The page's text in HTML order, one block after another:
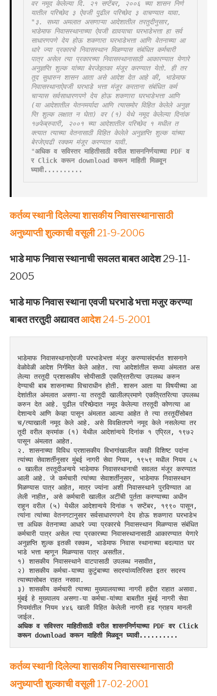
वर नमूद केलेल्या दि. २१ सप्टेंबर, २००६ च्या शासन निर्ण
यातील परिच्छेद ३ ऐवजी पुढील परिच्छेद ३ वाचण्यात यावा.
"३. सध्या अमलात असणाऱ्या आदेशातील तरतुदीनुसार,
भाडेमाफ निवासस्थानाच्या ऐवजी द्यावयाचा घरभाडेभत्ता हा सर्व
साधारणपणे देय होऊ शकणारा घरभाडेभत्ता आणि वेतनाच्या आ
धारे ज्या प्रकारचे निवासस्थान मिळण्यास संबंधित कर्मचारी
पात्र असेल त्या प्रकारच्या निवासस्थानासाठी आकारण्यात येणारे
अनुज्ञप्ति शुल्क यांच्या बेरजेइतका मंजूर करण्यात येतो. ही तर
तूद सुधारुन शासन आता असे आदेश देत आहे की, भाडेमाफ
निवासस्थानाऐवजी घरभाडे भत्ता मंजूर करताना संबंधित कर्म
चाऱ्यास सर्वसाधारणपणे देय होऊ शकणारा घरभाडेभत्ता आणि
(या आदेशातील येतनमर्यादा आणि त्यासमोर विहित केलेले अनुज्ञ
प्ति शुल्क लक्षात न घेता) वर (१) येथे नमूद केलेल्या दिनांक
१७फेब्रुवारी, २००१ च्या आदेशातील परिच्छेद १ मधील त
क्त्यात त्याच्या वेतनासाठी विहित केलेले अनुज्ञप्ति शुल्क यांच्या
बेरजेएवढी रक्कम मंजूर करण्यात यावी.
"अधिक व सविस्तर माहितीसाठी वरील शासननिर्णयाच्या PDF व
र Click करून download करून माहिती मिळवून
घ्यावी..........
कर्तव्य स्थानी दिलेल्या शासकीय निवासस्थानासाठी
अनुध्याप्ती शुल्काची वसूली21-9-2006
भाडे माफ निवास स्थानाची सवलत बाबत आदेश29-11-
2005
भाडे माफ निवास स्थाना एवजी घरभाडे भत्ता मजुर करण्या
बाबत तरतुदी अद्यावतआदेश24-5-2001
भाडेमाफ निवासस्थानाऐवजी घरभाडेभत्ता मंजूर करण्यासंदर्भात शासनाने
वेळोवेळी आदेश निर्गमित केले आहेत. त्या आदेशांतील सध्या अंमलात अस
लेल्या तरतूदी प्रशासकीय सोयीसाठी एकत्रितरीत्या उपलब्ध करुन
देण्याची बाब शासनाच्या विचाराधीन होती. शासन आता या विषयीच्या आ
देशांतील अंमलात असणा-या तरतूदी खालीलप्रमाणे एकत्रितरित्या उपलब्ध
करुन देत आहे. पुढील परिच्छेदात नमूद केलेल्या तरतूदी कोणत्या आ
देशान्वये आणि केव्हा पासून अंमलात आल्या आहेत ते त्या तरतूदींसोबत
च/त्याखाली नमूद केले आहे. असे विवक्षितपणे नमूद केले नसलेल्या तर
तूदी वरील क्रमांक (१) येथील आदेशांन्वये दिनांक १ एप्रिल, १९७२
पासून अंमलात आहेत.
२. शासनाच्या विविध प्रशासकीय विभागांखालील काही विशिष्ट पदांना
त्यांच्या सेवाशर्तीनुसार मुंबई नागरी सेवा नियम, १९५९ मधील नियम ८५
० खालील तरतूदीअन्वये भाडेमाफ निवासस्थानाची सवलत मंजूर करण्यात
आली आहे. जे कर्मचारी त्यांच्या सेवाशर्तीनुसार, भाडेमाफ निवासस्थान
मिळण्यास पात्र आहेत, मात्र ज्यांना अशी निवासस्थाने पुरविण्यात आ
लेली नाहीत, असे कर्मचारी खालील अटींची पुर्तता करण्याच्या अधीन
राहून वरील (५) येथील आदेशान्वये दिनांक १ सप्टेंबर, १९९० पासून,
त्यांना त्यांच्या वेत‌नगटानुसार सर्वसाधारणपणे देय होऊ शकणारा घरभाडेभ
त्ता अधिक वेतनाच्या आधारे ज्या प्रकारचे निवासस्थान मिळण्यास संबंधित
कर्मचारी पात्र असेल त्या प्रकारच्या निवासस्थानासाठी आकारण्यात येणारे
अनुज्ञप्ति शुल्क इतकी रक्कम, भाडेमाफ निवास स्थानाच्या बदल्यात घर
भाडे भत्ता म्हणून मिळण्यास पात्र असतील.
१) शासकीय निवासस्थाने वाटपासाठी उपलब्ध नसावीत,
२) शासकीय कर्मचा-याच्या कुटुंबाच्या सदस्यांव्यतिरिक्त इतर सदस्य
त्याच्यासोबत राहत नसावा.
३) शासकीय कर्मचारी त्याच्या मुख्यालयाच्या नागरी हद्दीत राहात असावा.
मुंबई हे मुख्यालय असणा-या कर्मचा-यांच्या बाबतीत मुंबई नागरी सेवा
नियमांतील नियम ४४६ खाली विहित केलेली नागरी हड ग्राहय मानली
जाईल.
अधिक व सविस्तर माहितीसाठी वरील शासननिर्णयाच्या PDF वर Click
करून download करून माहिती मिळवून घ्यावी..........
कर्तव्य स्थानी दिलेल्या शासकीय निवासस्थानासाठी
अनुध्याप्ती शुल्काची वसूली17-02-2001